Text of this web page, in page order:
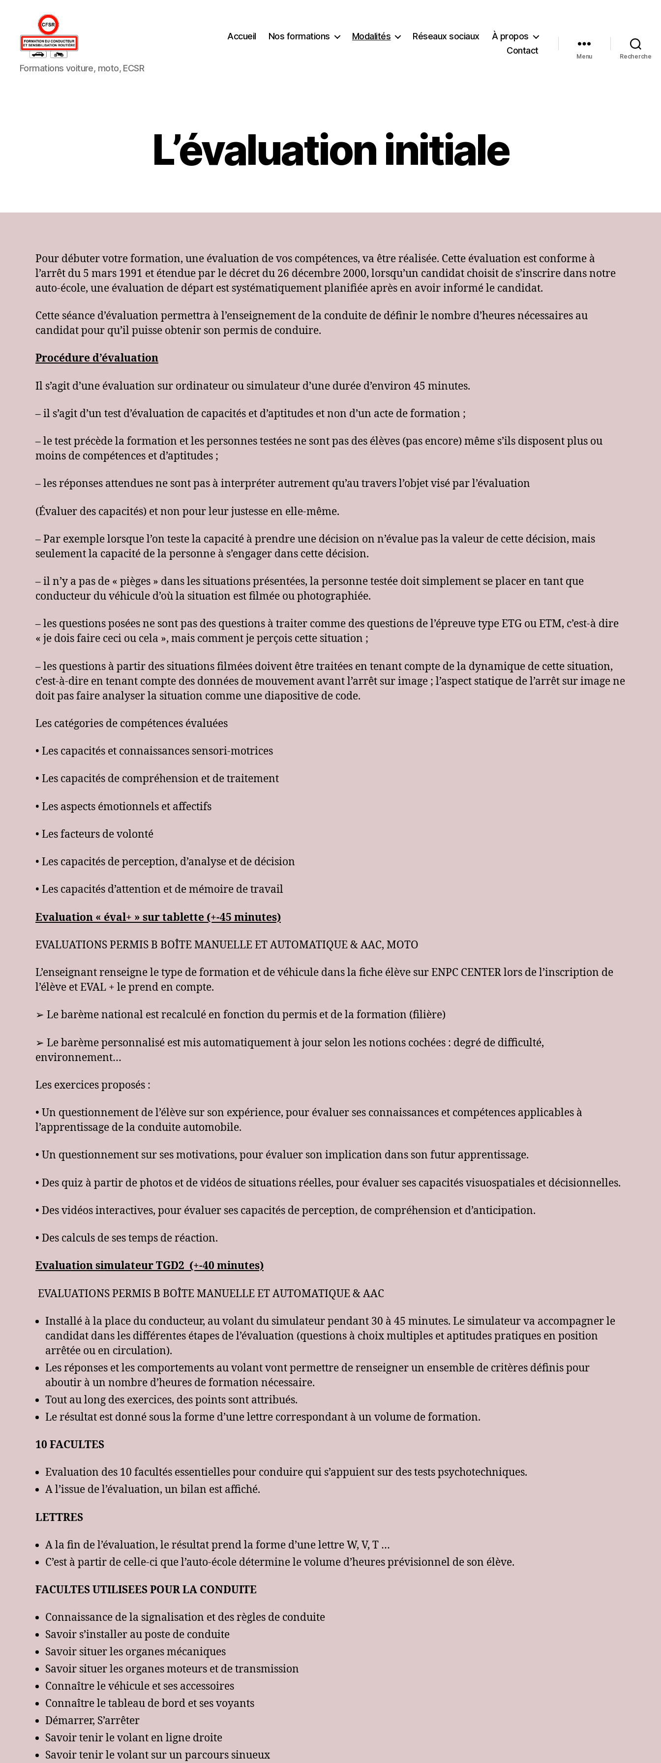
CFSR
59
Formations voiture, moto, ECSR
Accueil Nos formations Modalités Réseaux sociaux
À propos
Contact
Menu Recherche
L’évaluation initiale
Pour débuter votre formation, une évaluation de vos compétences, va être réalisée. Cette évaluation est conforme à
l’arrêt du 5 mars 1991 et étendue par le décret du 26 décembre 2000, lorsqu’un candidat choisit de s’inscrire dans notre
auto-école, une évaluation de départ est systématiquement planifiée après en avoir informé le candidat.
Cette séance d’évaluation permettra à l’enseignement de la conduite de définir le nombre d’heures nécessaires au
candidat pour qu’il puisse obtenir son permis de conduire.
Procédure d’évaluation
Il s’agit d’une évaluation sur ordinateur ou simulateur d’une durée d’environ 45 minutes.
– il s’agit d’un test d’évaluation de capacités et d’aptitudes et non d’un acte de formation ;
– le test précède la formation et les personnes testées ne sont pas des élèves (pas encore) même s’ils disposent plus ou
moins de compétences et d’aptitudes ;
– les réponses attendues ne sont pas à interpréter autrement qu’au travers l’objet visé par l’évaluation
(Évaluer des capacités) et non pour leur justesse en elle-même.
– Par exemple lorsque l’on teste la capacité à prendre une décision on n’évalue pas la valeur de cette décision, mais
seulement la capacité de la personne à s’engager dans cette décision.
– il n’y a pas de « pièges » dans les situations présentées, la personne testée doit simplement se placer en tant que
conducteur du véhicule d’où la situation est filmée ou photographiée.
– les questions posées ne sont pas des questions à traiter comme des questions de l’épreuve type ETG ou ETM, c’est-à dire
« je dois faire ceci ou cela », mais comment je perçois cette situation ;
– les questions à partir des situations filmées doivent être traitées en tenant compte de la dynamique de cette situation,
c’est-à-dire en tenant compte des données de mouvement avant l’arrêt sur image ; l’aspect statique de l’arrêt sur image ne
doit pas faire analyser la situation comme une diapositive de code.
Les catégories de compétences évaluées
• Les capacités et connaissances sensori-motrices
• Les capacités de compréhension et de traitement
• Les aspects émotionnels et affectifs
• Les facteurs de volonté
• Les capacités de perception, d’analyse et de décision
• Les capacités d’attention et de mémoire de travail
Evaluation « éval+ » sur tablette (+-45 minutes)
EVALUATIONS PERMIS B BOÎTE MANUELLE ET AUTOMATIQUE & AAC, MOTO
L’enseignant renseigne le type de formation et de véhicule dans la fiche élève sur ENPC CENTER lors de l’inscription de
l’élève et EVAL + le prend en compte.
➢ Le barème national est recalculé en fonction du permis et de la formation (filière)
➢ Le barème personnalisé est mis automatiquement à jour selon les notions cochées : degré de difficulté,
environnement…
Les exercices proposés :
• Un questionnement de l’élève sur son expérience, pour évaluer ses connaissances et compétences applicables à
l’apprentissage de la conduite automobile.
• Un questionnement sur ses motivations, pour évaluer son implication dans son futur apprentissage.
• Des quiz à partir de photos et de vidéos de situations réelles, pour évaluer ses capacités visuospatiales et décisionnelles.
• Des vidéos interactives, pour évaluer ses capacités de perception, de compréhension et d’anticipation.
• Des calculs de ses temps de réaction.
Evaluation simulateur TGD2 (+-40 minutes)
EVALUATIONS PERMIS B BOÎTE MANUELLE ET AUTOMATIQUE & AAC
Installé à la place du conducteur, au volant du simulateur pendant 30 à 45 minutes. Le simulateur va accompagner le
candidat dans les différentes étapes de l’évaluation (questions à choix multiples et aptitudes pratiques en position
arrêtée ou en circulation).
Les réponses et les comportements au volant vont permettre de renseigner un ensemble de critères définis pour
aboutir à un nombre d’heures de formation nécessaire.
Tout au long des exercices, des points sont attribués.
Le résultat est donné sous la forme d’une lettre correspondant à un volume de formation.
10 FACULTES
Evaluation des 10 facultés essentielles pour conduire qui s’appuient sur des tests psychotechniques.
A l’issue de l’évaluation, un bilan est affiché.
LETTRES
A la fin de l’évaluation, le résultat prend la forme d’une lettre W, V, T …
C’est à partir de celle-ci que l’auto-école détermine le volume d’heures prévisionnel de son élève.
FACULTES UTILISEES POUR LA CONDUITE
Connaissance de la signalisation et des règles de conduite
Savoir s’installer au poste de conduite
Savoir situer les organes mécaniques
Savoir situer les organes moteurs et de transmission
Connaître le véhicule et ses accessoires
Connaître le tableau de bord et ses voyants
Démarrer, S’arrêter
Savoir tenir le volant en ligne droite
Savoir tenir le volant sur un parcours sinueux